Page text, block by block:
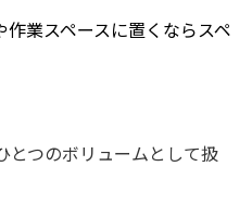
作業スペースに置くならスペ
とつのボリュームとして扱